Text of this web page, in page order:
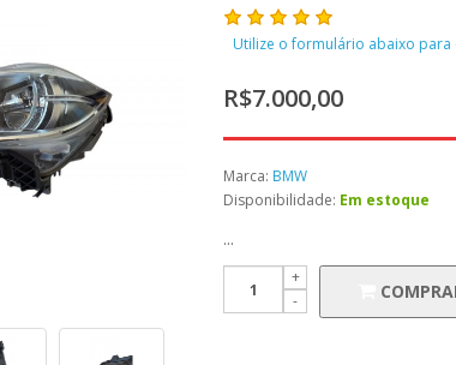
Utilize o formulário abaixo
R$7.000,00
Marca: BMW
Disponibilidade: Em estoque
...